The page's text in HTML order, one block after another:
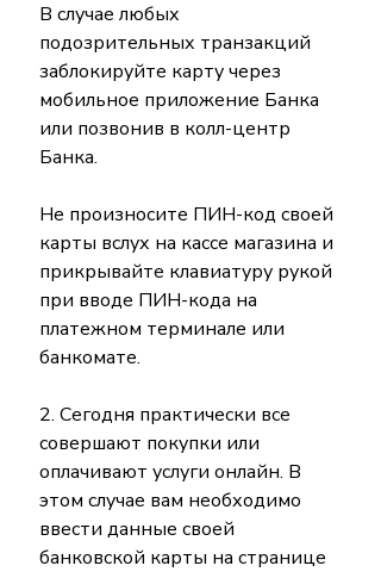
В случае любых
подозрительных транзакций
заблокируйте карту через
мобильное приложение Банка
или позвонив в колл-центр
Банка.
Не произносите ПИН-код своей
карты вслух на кассе магазина и
прикрывайте клавиатуру рукой
при вводе ПИН-кода на
платежном терминале или
банкомате.
2. Сегодня практически все
совершают покупки или
оплачивают услуги онлайн. В
этом случае вам необходимо
ввести данные своей
банковской карты на странице